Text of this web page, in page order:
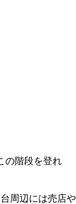
の階段を登れ
周辺には売店や